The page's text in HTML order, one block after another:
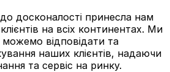
досконалості принесла нам
на всіх континентах. Ми
відповідати та
наших клієнтів, надаючи
та сервіс на ринку.